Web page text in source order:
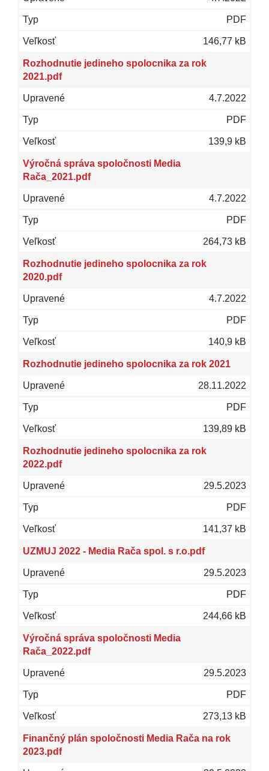
PDF
146,77 kB
Rozhodnutie jedineho spolocnika za rok
2021.pdf
4.7.2022
PDF
139,9 kB
Výročná správa spoločnosti Media
Rača_2021.pdf
4.7.2022
PDF
264,73 kB
Rozhodnutie jedineho spolocnika za rok
2020.pdf
4.7.2022
PDF
140,9 kB
Rozhodnutie jedineho spolocnika za rok 2021
28.11.2022
PDF
139,89 kB
Rozhodnutie jedineho spolocnika za rok
2022.pdf
29.5.2023
PDF
141,37 kB
UZMUJ 2022 - Media Rača spol. s r.o.pdf
29.5.2023
PDF
244,66 kB
Výročná správa spoločnosti Media
Rača_2022.pdf
29.5.2023
PDF
273,13 kB
Finančný plán spoločnosti Media Rača na rok
2023.pdf